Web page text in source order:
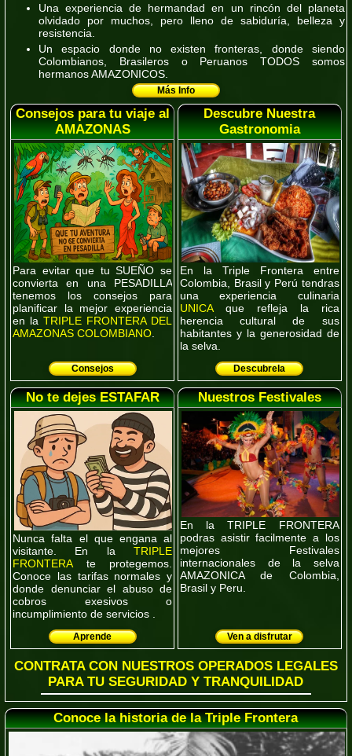
Una experiencia de hermandad en un rincón del planeta
olvidado por muchos, pero lleno de sabiduría, belleza y
resistencia.
Un espacio donde no existen fronteras, donde siendo
Colombianos, Brasileros o PeruanosTODOS somos
hermanosAMAZONICOS
Más Info
Consejos para tu viaje al
AMAZONAS
Para evitar que tuSUEÑO se
convierta en una PESADILLA
tenemos los consejos para
planificar la mejor experiencia
en laTRIPLE FRONTERA DEL
AMAZONAS COLOMBIANO
Consejos
Descubre Nuestra
Gastronomia
En la Triple Frontera entre
Colombia, Brasil y Perú tendras
una experiencia culinaria
UNICA
que refleja la rica
herencia cultural de sus
habitantes y la generosidad de
la selva.
Descubrela
No te dejes ESTAFAR
Nunca falta el que engana al
visitante. En la TRIPLE
FRONTERAte protegemos.
Conoce las tarifas normales y
donde denunciar el abuso de
cobros exesivos o
incumplimiento de servicios .
Aprende
Nuestros Festivales
En la TRIPLE FRONTERA
podras asistir facilmente a los
mejores Festivales
internacionales de la selva
AMAZONICA de Colombia,
Brasil y Peru.
Ven a disfrutar
CONTRATA CON NUESTROS OPERADOS LEGALES
PARA TU SEGURIDAD Y TRANQUILIDAD
Conoce la historia de la Triple Frontera